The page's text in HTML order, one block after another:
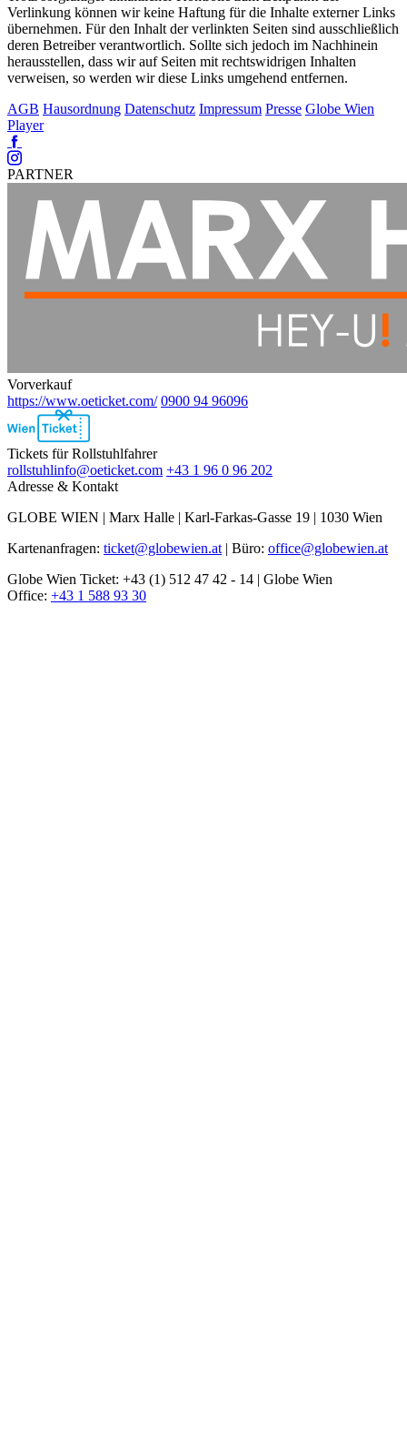
Verlinkung können wir keine Haftung für die Inhalte externer Links
übernehmen. Für den Inhalt der verlinkten Seiten sind ausschließlich
deren Betreiber verantwortlich. Sollte sich jedoch im Nachhinein
herausstellen, dass wir auf Seiten mit rechtswidrigen Inhalten
verweisen, so werden wir diese Links umgehend entfernen.
AGB Hausordnung Datenschutz Impressum Presse Globe Wien
Player
Facebook
Instagram
PARTNER
Vorverkauf
https://www.oeticket.com/ 0900 94 96096
Ebene
2
Tickets für Rollstuhlfahrer
rollstuhlinfo@oeticket.com +43 1 96 0 96 202
Adresse & Kontakt
GLOBE WIEN | Marx Halle | Karl-Farkas-Gasse 19 | 1030 Wien
Kartenanfragen: ticket@globewien.at | Büro: office@globewien.at
Globe Wien Ticket: +43 (1) 512 47 42 - 14 | Globe Wien
Office: +43 1 588 93 30